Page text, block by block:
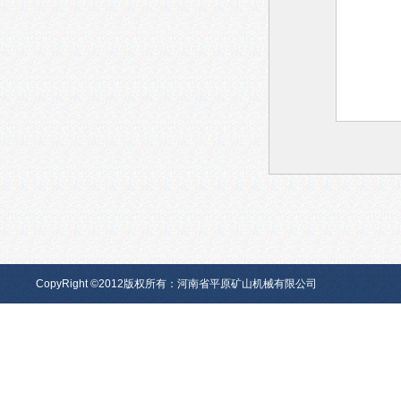
CopyRight ©2012版权所有：河南省平原矿山机械有限公司